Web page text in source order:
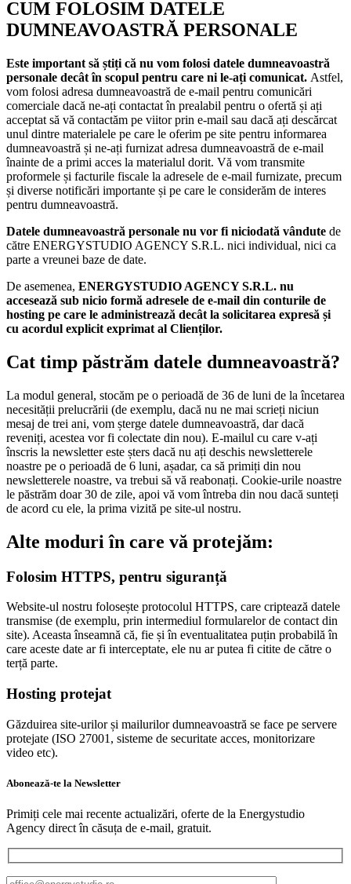
CUM FOLOSIM DATELE
DUMNEAVOASTRĂ PERSONALE
Este important să știți că nu vom folosi datele dumneavoastră
personale decât în scopul pentru care ni le-ați comunicat. Astfel,
vom folosi adresa dumneavoastră de e-mail pentru comunicări
comerciale dacă ne-ați contactat în prealabil pentru o ofertă și ați
acceptat să vă contactăm pe viitor prin e-mail sau dacă ați descărcat
unul dintre materialele pe care le oferim pe site pentru informarea
dumneavoastră și ne-ați furnizat adresa dumneavoastră de e-mail
înainte de a primi acces la materialul dorit. Vă vom transmite
proformele și facturile fiscale la adresele de e-mail furnizate, precum
și diverse notificări importante și pe care le considerăm de interes
pentru dumneavoastră.
Datele dumneavoastră personale nu vor fi niciodată vândute de
către ENERGYSTUDIO AGENCY S.R.L. nici individual, nici ca
parte a vreunei baze de date.
De asemenea, ENERGYSTUDIO AGENCY S.R.L. nu
accesează sub nicio formă adresele de e-mail din conturile de
hosting pe care le administrează decât la solicitarea expresă și
cu acordul explicit exprimat al Clienților.
Cat timp păstrăm datele dumneavoastră?
La modul general, stocăm pe o perioadă de 36 de luni de la încetarea
necesității prelucrării (de exemplu, dacă nu ne mai scrieți niciun
mesaj de trei ani, vom șterge datele dumneavoastră, dar dacă
reveniți, acestea vor fi colectate din nou). E-mailul cu care v-ați
înscris la newsletter este șters dacă nu ați deschis newsletterele
noastre pe o perioadă de 6 luni, așadar, ca să primiți din nou
newsletterele noastre, va trebui să vă reabonați. Cookie-urile noastre
le păstrăm doar 30 de zile, apoi vă vom întreba din nou dacă sunteți
de acord cu ele, la prima vizită pe site-ul nostru.
Alte moduri în care vă protejăm:
Folosim HTTPS, pentru siguranță
Website-ul nostru folosește protocolul HTTPS, care criptează datele
transmise (de exemplu, prin intermediul formularelor de contact din
site). Aceasta înseamnă că, fie și în eventualitatea puțin probabilă în
care aceste date ar fi interceptate, ele nu ar putea fi citite de către o
terță parte.
Hosting protejat
Găzduirea site-urilor și mailurilor dumneavoastră se face pe servere
protejate (ISO 27001, sisteme de securitate acces, monitorizare
video etc).
Abonează-te la Newsletter
Primiți cele mai recente actualizări, oferte de la Energystudio
Agency direct în căsuța de e-mail, gratuit.